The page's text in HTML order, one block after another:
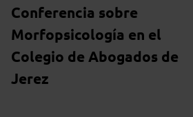
Conferencia sobre
Morfopsicología en el
Colegio de Abogados de
Jerez